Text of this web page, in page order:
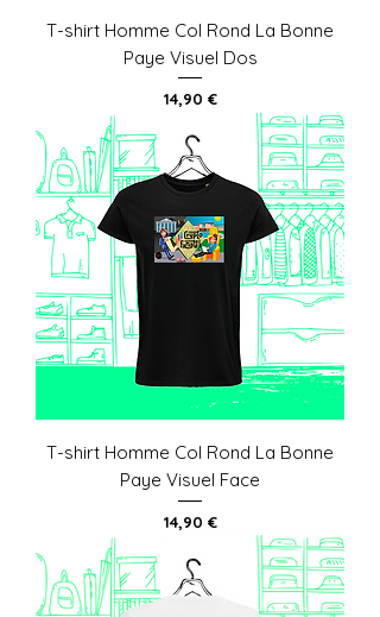
T-shirt Homme Col Rond La Bonne
Paye Visuel Dos
Prix
14,90 €
T-shirt Homme Col Rond La Bonne
Paye Visuel Face
Prix
14,90 €